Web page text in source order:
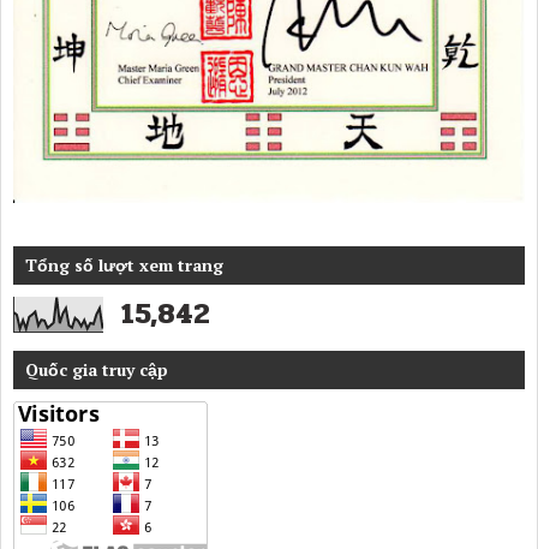
Tổng số lượt xem trang
15,842
Quốc gia truy cập